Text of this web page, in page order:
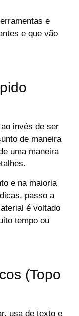
e
e que vão
invés de ser
de maneira
uma maneira
e na maioria
passo a
é voltado
tempo ou
(Topo
usa de texto e